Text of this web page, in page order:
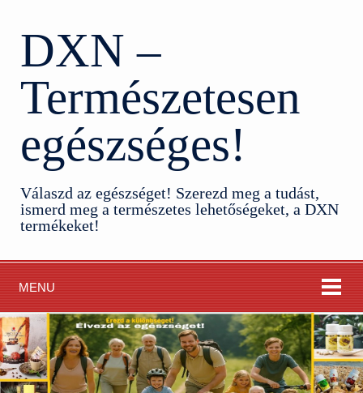
DXN –
Természetesen
egészséges!
Válaszd az egészséget! Szerezd meg a tudást,
ismerd meg a természetes lehetőségeket, a DXN
termékeket!
MENU